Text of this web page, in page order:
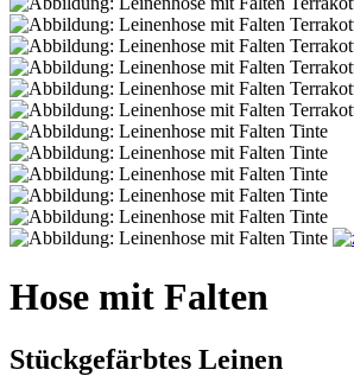
Hose mit Falten
Stückgefärbtes Leinen